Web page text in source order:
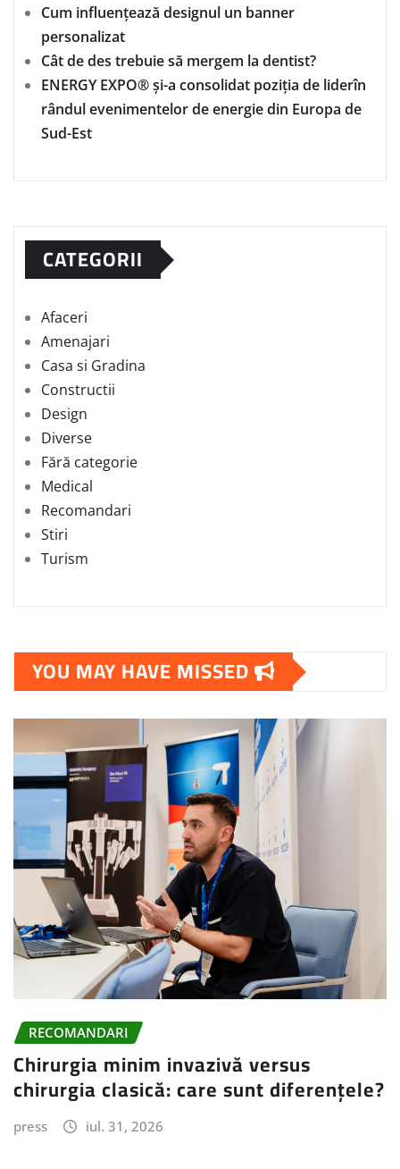
Cum influențează designul un banner
personalizat
Cât de des trebuie să mergem la dentist?
ENERGY EXPO® și-a consolidat poziția de liderîn
rândul evenimentelor de energie din Europa de
Sud-Est
CATEGORII
Afaceri
Amenajari
Casa si Gradina
Constructii
Design
Diverse
Fără categorie
Medical
Recomandari
Stiri
Turism
YOU MAY HAVE MISSED
RECOMANDARI
Chirurgia minim invazivă versus
chirurgia clasică: care sunt diferențele?
press iul. 31, 2026